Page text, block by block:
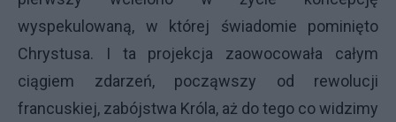
wyspekulowaną, w której świadomie pominięto
Chrystusa. I ta projekcja zaowocowała całym
ciągiem zdarzeń, począwszy od rewolucji
francuskiej, zabójstwa Króla, aż do tego co widzimy